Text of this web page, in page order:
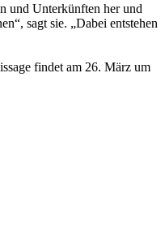
und Unterkünften her und
sagt sie. „Dabei entstehen
findet am 26. März um